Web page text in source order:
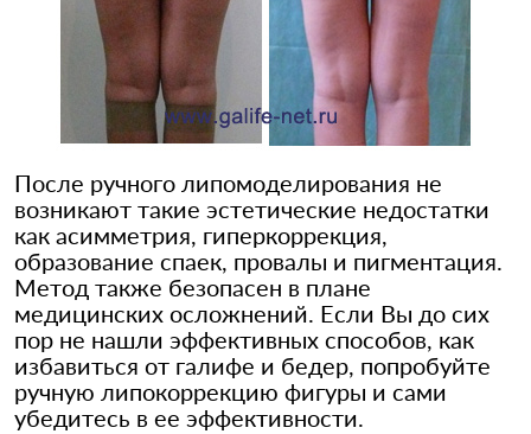
После ручного липомоделирования не
возникают такие эстетические недостатки
как асимметрия, гиперкоррекция,
образование спаек, провалы и пигментация.
Метод также безопасен в плане
медицинских осложнений. Если Вы до сих
пор не нашли эффективных способов, как
избавиться от галифе и бедер, попробуйте
ручную липокоррекцию фигуры и сами
убедитесь в ее эффективности.